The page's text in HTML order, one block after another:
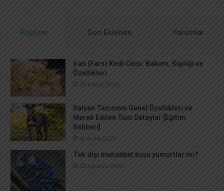
Popüler Son Eklenen Yorumlar
İran (Fars) Kedi Cinsi: Bakımı, Kişiliği ve
Özellikleri
25 Kasım 2020
İtalyan Tazısının Genel Özellikleri ve
Merak Edilen Tüm Detaylar [Eğitim
Rehberi]
10 Aralık 2020
Tek dişi muhabbet kuşu yumurtlar mı?
23 Ağustos 2017